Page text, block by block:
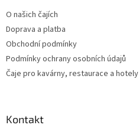
O našich čajích
Doprava a platba
Obchodní podmínky
Podmínky ochrany osobních údajů
Čaje pro kavárny, restaurace a hotely
Kontakt